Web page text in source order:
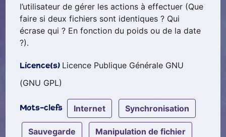
l’utilisateur de gérer les actions à effectuer (Que
faire si deux fichiers sont identiques ? Qui
écrase qui ? En fonction du poids ou de la date
?).
Licence(s) Licence Publique Générale GNU
(GNU GPL)
Mots-clefs internet synchronisation
sauvegarde manipulation de fichier